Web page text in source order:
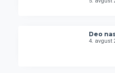
Deo
4. avgust